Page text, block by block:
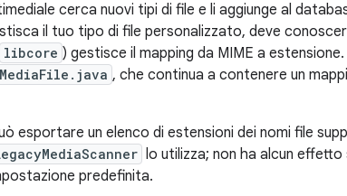
cerca nuovi tipi di file e li aggiunge al
il tuo tipo di file personalizzato, deve
libcore ) gestisce il mapping da MIME a
MediaFile.java , che continua a contenere un
esportare un elenco di estensioni dei nomi file
lo utilizza; non ha alcun effetto
predefinita.